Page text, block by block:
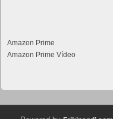
Amazon Prime
Amazon Prime Vídeo